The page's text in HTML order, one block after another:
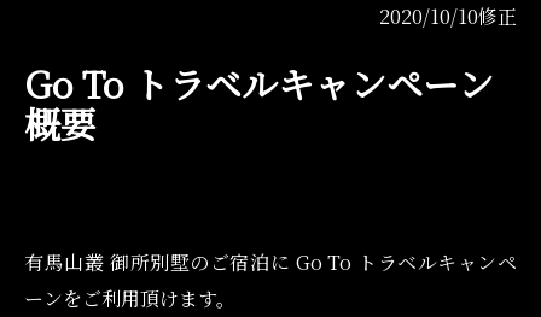
2020/10/10修正
Go To トラベルキャンペーン
概要
有馬山叢 御所別墅のご宿泊に Go To トラベルキャンペ
ーンをご利用頂けます。